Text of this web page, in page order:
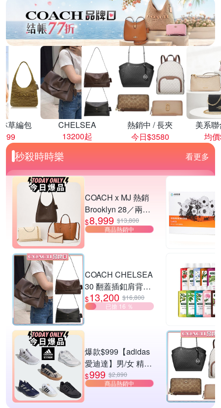
草編包
CHELSEA
13200起
熱銷中 / 長夾
今日$3580
美系
均
秒殺時時樂 看更多
COACH x MJ 熱銷
Brooklyn 28／兩用
／斜背包均一價-多
款可選
$8,999 $13,800
商品熱銷中
COACH CHELSEA
30 翻蓋插釦肩背包
兩色供選
$13,200 $16,800
已搶 16 ％
爆款$999【adidas
愛迪達】男/女 精選
運動鞋休閒鞋 任選
均一價
$999 $2,890
商品熱銷中